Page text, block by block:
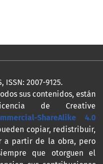
ISSN: 2007-9125.
sus contenidos, están
de Creative
ShareAlike 4.0
copiar, redistribuir,
a partir de la obra, pero
que otorguen el